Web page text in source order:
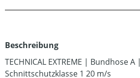
Beschreibung
TECHNICAL EXTREME | Bundhose A |
Schnittschutzklasse 1 20 m/s